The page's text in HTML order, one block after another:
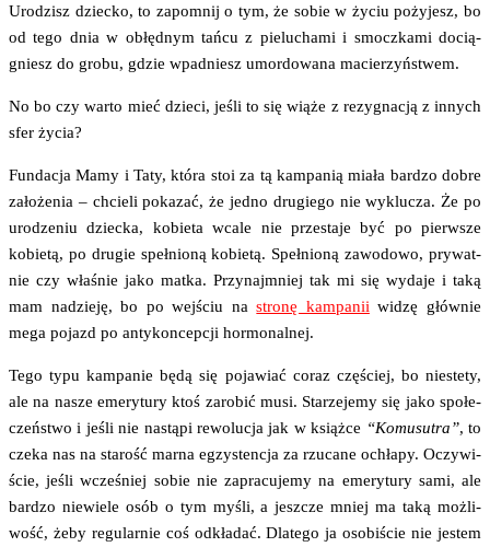
Uro­dzisz dziec­ko, to zapo­mnij o tym, że sobie w życiu poży­jesz, bo
od tego dnia w obłęd­nym tań­cu z pie­lu­cha­mi i smocz­ka­mi docią­
gniesz do gro­bu, gdzie wpad­niesz umor­do­wa­na macierzyństwem.
No bo czy war­to mieć dzie­ci, jeśli to się wią­że z rezy­gna­cją z innych
sfer życia?
Fun­da­cja Mamy i Taty, któ­ra stoi za tą kam­pa­nią mia­ła bar­dzo dobre
zało­że­nia – chcie­li poka­zać, że jed­no dru­gie­go nie wyklu­cza. Że po
uro­dze­niu dziec­ka, kobie­ta wca­le nie prze­sta­je być po pierw­sze
kobie­tą, po dru­gie speł­nio­ną kobie­tą. Speł­nio­ną zawo­do­wo, pry­wat­
nie czy wła­śnie jako mat­ka. Przy­naj­mniej tak mi się wyda­je i taką
mam nadzie­ję, bo po wej­ściu nastro­nę kam­pa­nii widzę głów­nie
mega pojazd po anty­kon­cep­cji hormonalnej.
Tego typu kam­pa­nie będą się poja­wiać coraz czę­ściej, bo nie­ste­ty,
ale na nasze eme­ry­tu­ry ktoś zaro­bić musi. Sta­rze­je­my się jako spo­łe­
czeń­stwo i jeśli nie nastą­pi rewo­lu­cja jak w książ­ce “Komu­su­tra”, to
cze­ka nas na sta­rość mar­na egzy­sten­cja za rzu­ca­ne ochła­py. Oczy­wi­
ście, jeśli wcze­śniej sobie nie zapra­cu­je­my na eme­ry­tu­ry sami, ale
bar­dzo nie­wie­le osób o tym myśli, a jesz­cze mniej ma taką moż­li­
wość, żeby regu­lar­nie coś odkła­dać. Dla­te­go ja oso­bi­ście nie jestem